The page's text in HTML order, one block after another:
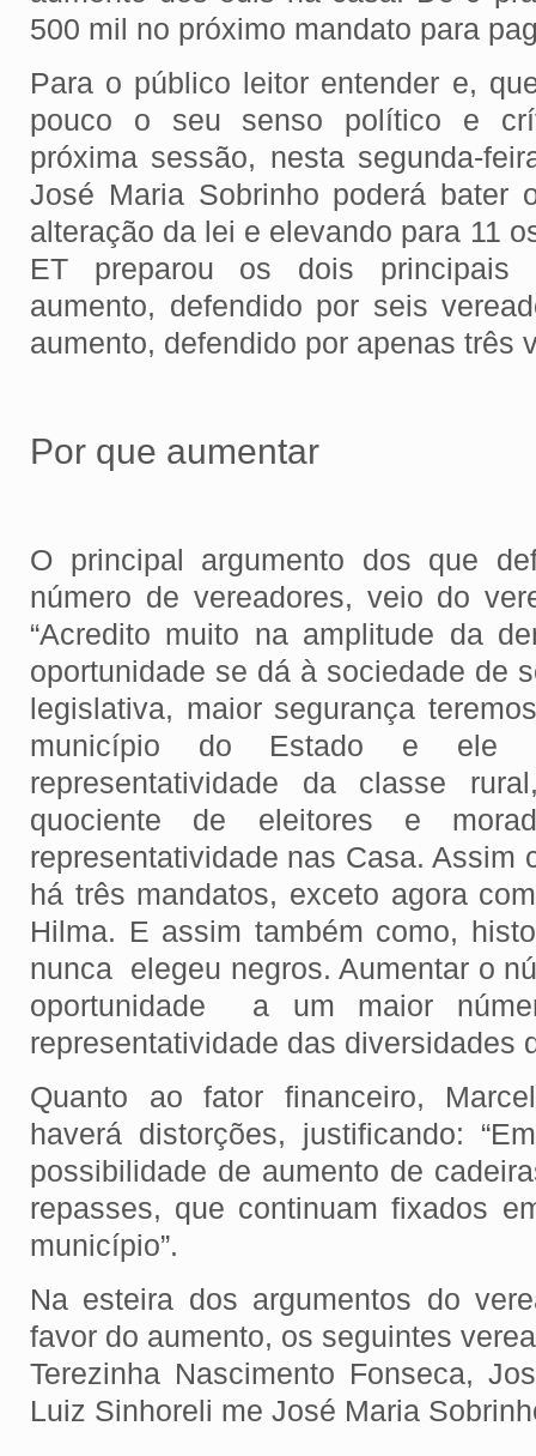
500 mil no próximo mandato para
Para o público leitor entender e,
pouco o seu senso político e
próxima sessão, nesta segunda-
José Maria Sobrinho poderá bater
alteração da lei e elevando para 11
ET preparou os dois principais
aumento, defendido por seis
aumento, defendido por apenas três
Por que aumentar
O principal argumento dos que
número de vereadores, veio do
“Acredito muito na amplitude da
oportunidade se dá à sociedade de
legislativa, maior segurança
município do Estado e ele
representatividade da classe
quociente de eleitores e
representatividade nas Casa. Assim
há três mandatos, exceto agora
Hilma. E assim também como,
nunca elegeu negros. Aumentar o
oportunidade a um maior
representatividade das
Quanto ao fator financeiro,
haverá distorções, justificando:
possibilidade de aumento de
repasses, que continuam fixados
município”.
Na esteira dos argumentos do
favor do aumento, os seguintes
Terezinha Nascimento Fonseca,
Luiz Sinhoreli me José Maria